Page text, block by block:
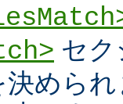
セ
決めら